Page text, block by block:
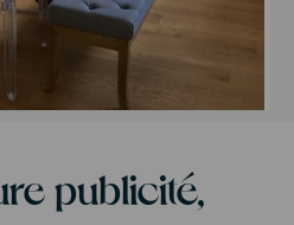
publicité,